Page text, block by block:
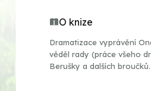
O knize
Dramatizace vyprávění
věděl rady (práce všeho
Berušky a dalších